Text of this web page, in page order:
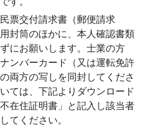
票交付請求書（郵便請求
封筒のほかに、本人確認書類
にお願いします。士業の方
ンバーカード（又は運転免許
両方の写しを同封してくださ
ては、下記よりダウンロード
在住証明書」と記入し該当者
てください。